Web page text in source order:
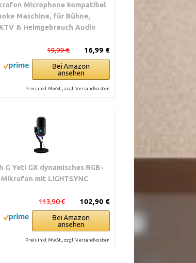
Microphone kompatibel
Maschine, für Bühne,
& Heimgebrauch Audio
16,99 €
19,99 €
Bei Amazon
ansehen
Preis inkl. MwSt., zzgl. Versandkosten
G Yeti GX dynamisches RGB-
mit LIGHTSYNC
102,90 €
113,90 €
Bei Amazon
ansehen
Preis inkl. MwSt., zzgl. Versandkosten